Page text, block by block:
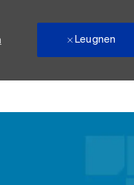
Leugnen